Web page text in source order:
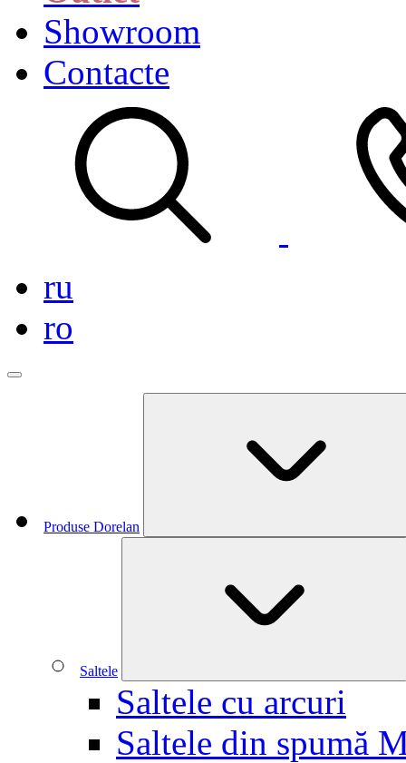
Showroom
Contacte
ru
ro
Produse Dorelan
Saltele
Saltele cu arcuri
Saltele din spumă